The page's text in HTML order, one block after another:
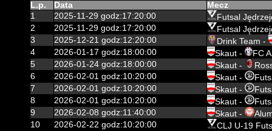
L.p. Data
Mecz
1
2025-11-29 godz:17:20:00
Futsal
2
2025-11-29 godz:17:20:00
Futsal
3
2025-12-21 godz:12:20:00
Drink Team -
4
2026-01-17 godz:18:00:00 Skaut -
FC
5
2026-01-24 godz:18:00:00 Skaut -
6
2026-02-01 godz:10:20:00 Skaut -
7
2026-02-01 godz:10:20:00 Skaut -
8
2026-02-01 godz:10:20:00 Skaut -
9
2026-02-08 godz:11:40:00 Skaut -
10
2026-02-22 godz:10:20:00
CLJ U-19